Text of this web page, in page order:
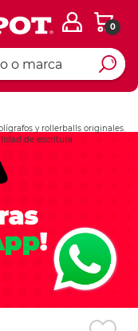
0
y rollerballs originales.
de escritura.
Ingresar Codigo